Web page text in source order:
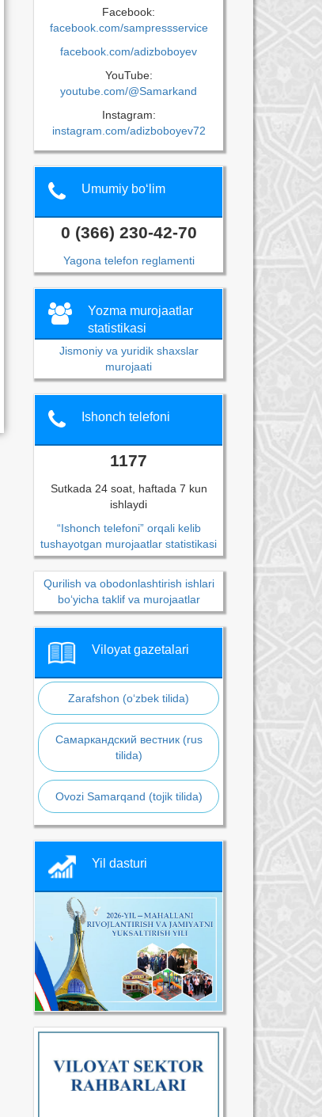
Facebook:
facebook.com/sampressservice
facebook.com/adizboboyev
YouTube:
youtube.com/@Samarkand
Instagram:
instagram.com/adizboboyev72
Umumiy bo‘lim
0 (366) 230-42-70
Yagona telefon reglamenti
Yozma murojaatlar
statistikasi
Jismoniy va yuridik shaxslar
murojaati
Ishonch telefoni
1177
Sutkada 24 soat, haftada 7 kun
ishlaydi
“Ishonch telefoni” orqali kelib
tushayotgan murojaatlar statistikasi
Qurilish va obodonlashtirish ishlari
bo‘yicha taklif va murojaatlar
Viloyat gazetalari
Zarafshon (o‘zbek tilida)
Самаркандский вестник (rus
tilida)
Ovozi Samarqand (tojik tilida)
Yil dasturi